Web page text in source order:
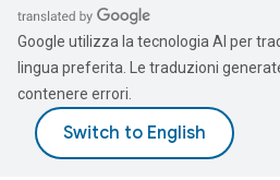
Google utilizza la tecnologia AI per
lingua preferita. Le traduzioni
contenere errori.